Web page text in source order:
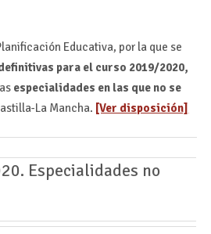
Educativa, por la que se
para el curso 2019/2020,
especialidades en las que no se
La Mancha. [Ver disposición]
Especialidades no